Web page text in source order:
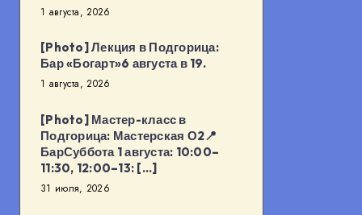
1 августа, 2026
[Photo] Лекция в Подгорица:
Бар «Богарт»6 августа в 19.
1 августа, 2026
[Photo] Мастер-класс в
Подгорица: Мастерская О2📍
БарСуббота 1 августа: 10:00–
11:30, 12:00–13: […]
31 июля, 2026